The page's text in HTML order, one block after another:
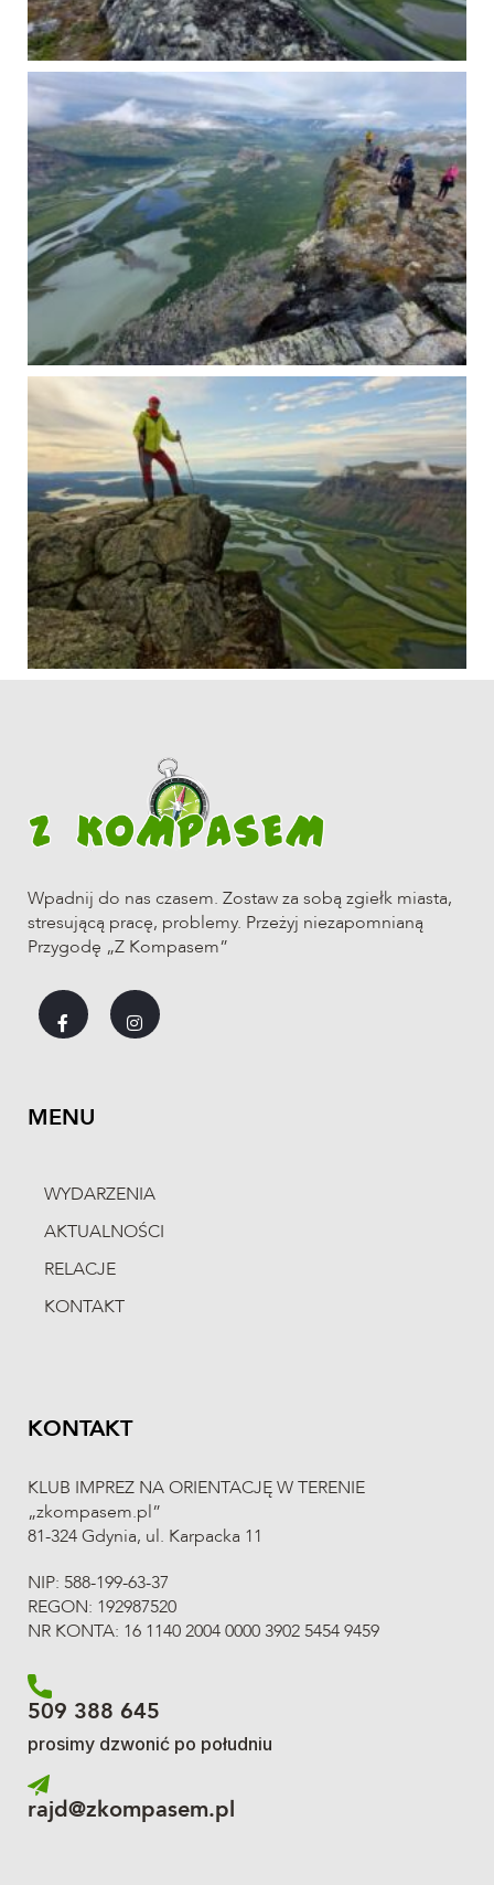
Wpadnij do nas czasem. Zostaw za sobą zgiełk miasta,
stresującą pracę, problemy. Przeżyj niezapomnianą
Przygodę „Z Kompasem”
MENU
WYDARZENIA
AKTUALNOŚCI
RELACJE
KONTAKT
KONTAKT
KLUB IMPREZ NA ORIENTACJĘ W TERENIE
„zkompasem.pl”
81-324 Gdynia, ul. Karpacka 11
NIP: 588-199-63-37
REGON: 192987520
NR KONTA: 16 1140 2004 0000 3902 5454 9459
509 388 645
prosimy dzwonić po południu
rajd@zkompasem.pl